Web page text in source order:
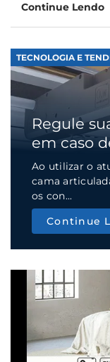
Continue Lendo
TECNOLOGIA E
Regule
em caso
Ao utilizar o
cama
os con...
Continue